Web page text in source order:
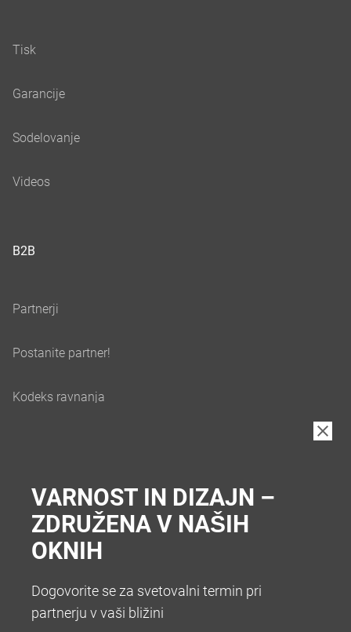
B2B
VARNOST IN DIZAJN –
ZDRUŽENA V NAŠIH
OKNIH
Dogovorite se za svetovalni termin pri
partnerju v vaši bližini